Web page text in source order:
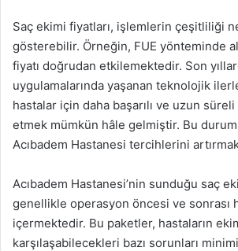
Saç ekimi fiyatları, işlemlerin çeşitliliği
gösterebilir. Örneğin, FUE yönteminde
fiyatı doğrudan etkilemektedir. Son
uygulamalarında yaşanan teknolojik
hastalar için daha başarılı ve uzun
etmek mümkün hâle gelmiştir. Bu durum
Acıbadem Hastanesi tercihlerini
Acıbadem Hastanesi’nin sunduğu saç
genellikle operasyon öncesi ve sonrası
içermektedir. Bu paketler, hastaların
karşılaşabilecekleri bazı sorunları